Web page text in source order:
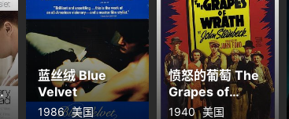
蓝丝绒 Blue
Velvet
1986 美国
愤怒的葡萄 The
Grapes of
Wrath
1940 美国